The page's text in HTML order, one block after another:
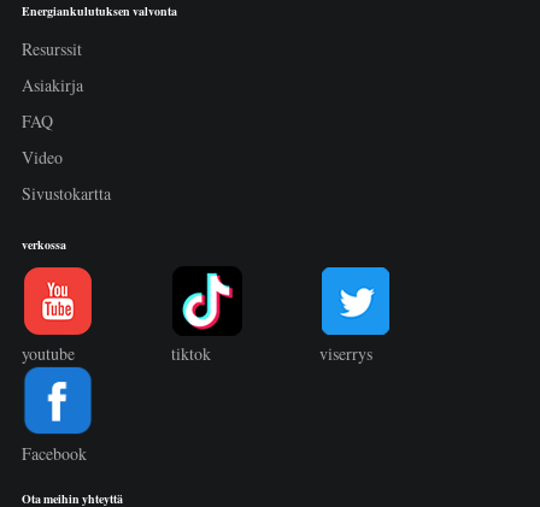
Energiankulutuksen valvonta
Resurssit
Asiakirja
FAQ
Video
Sivustokartta
verkossa
youtube tiktok viserrys
Facebook
Ota meihin yhteyttä